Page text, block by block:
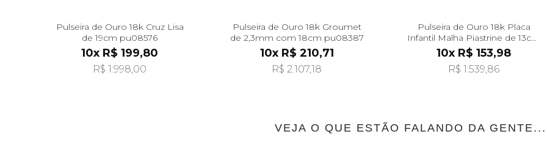
Pulseira de Ouro 18k Cruz Lisa
de 19cm pu08576
10x R$ 199,80
R$ 1.998,00
Pulseira de Ouro 18k Groumet
de 2,3mm com 18cm pu08387
10x R$ 210,71
R$ 2.107,18
Pulseira de Ouro 18k Placa
Infantil Malha Piastrine de 13cm
pu07493
10x R$ 153,98
R$ 1.539,86
VEJA O QUE ESTÃO FALANDO DA GENTE...